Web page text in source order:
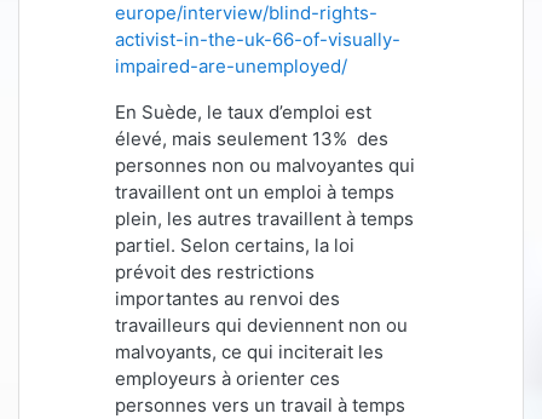
europe/interview/blind-rights-
activist-in-the-uk-66-of-visually-
impaired-are-unemployed/
En Suède, le taux d’emploi est
élevé, mais seulement 13% des
personnes non ou malvoyantes qui
travaillent ont un emploi à temps
plein, les autres travaillent à temps
partiel. Selon certains, la loi
prévoit des restrictions
importantes au renvoi des
travailleurs qui deviennent non ou
malvoyants, ce qui inciterait les
employeurs à orienter ces
personnes vers un travail à temps